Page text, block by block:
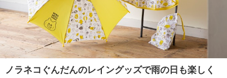
ノラネコぐんだんのレイングッズで雨の日も楽しく